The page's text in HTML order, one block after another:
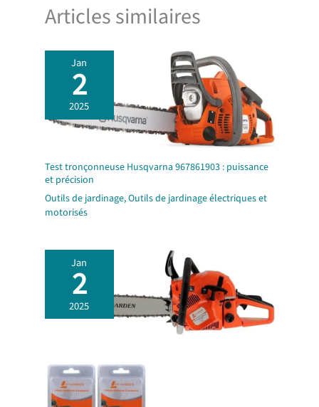
Articles similaires
Jan
2
2025
Test tronçonneuse Husqvarna 967861903 : puissance
et précision
Outils de jardinage,Outils de jardinage électriques et
motorisés
Jan
2
2025